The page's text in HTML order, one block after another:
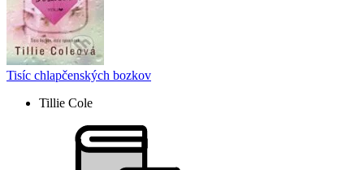
Tisíc chlapčenských bozkov
Tillie Cole